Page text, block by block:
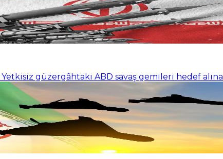
Yetkisiz güzergâhtaki ABD savaş gemileri hedef